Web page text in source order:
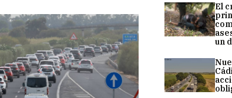
El
un